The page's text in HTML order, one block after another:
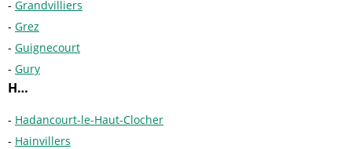
Grandvilliers
Grez
Guignecourt
Gury
H…
Hadancourt-le-Haut-Clocher
Hainvillers